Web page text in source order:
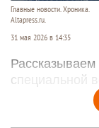
Главные новости. Хроника.
Altapress.ru.
31 мая 2026 в 14:35
специальной